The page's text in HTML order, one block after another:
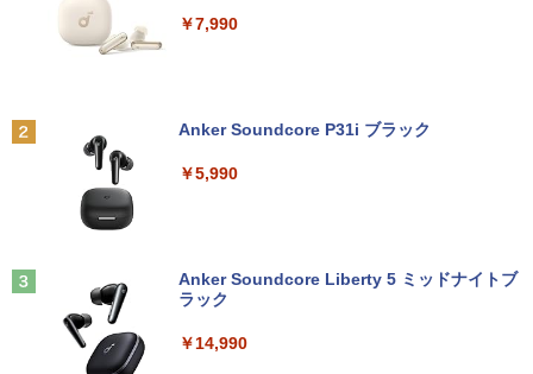
【マラソンP5倍/10%オフクーポン】中古
付き Panasonic Let's note CF-NX3 第4
￥9,800
￥2,750
2
【超特価】厳選大手メーカー 液晶モニタ
ー シークレット 19インチワイド ノング
イ【中古】
モバイルモニター 15.6インチ InnoView
FHD ポータブルモニター IPS液晶パネル
￥4,345
￥594
￥7,990
Anker Soundcore P31i ブラック
￥5,990
Anker Soundcore Liberty 5 ミッドナイトブ
ラック
￥14,990